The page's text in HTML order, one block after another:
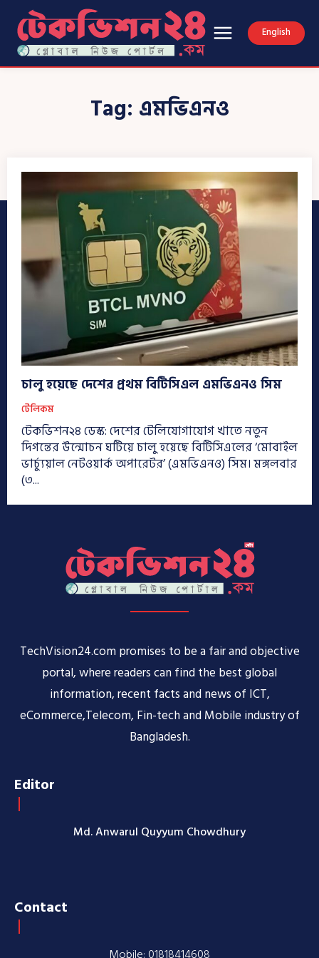
English
Tag: এমভিএনও
চালু হয়েছে দেশের প্রথম বিটিসিএল এমভিএনও সিম
টেলিকম
টেকভিশন২৪ ডেস্ক: দেশের টেলিযোগাযোগ খাতে নতুন
দিগন্তের উন্মোচন ঘটিয়ে চালু হয়েছে বিটিসিএলের ‘মোবাইল
ভার্চ্যুয়াল নেটওয়ার্ক অপারেটর’ (এমভিএনও) সিম। মঙ্গলবার
(৩...
TechVision24.com promises to be a fair and objective
portal, where readers can find the best global
information, recent facts and news of ICT,
eCommerce,Telecom, Fin-tech and Mobile industry of
Bangladesh.
Editor
Md. Anwarul Quyyum Chowdhury
Contact
Mobile: 01818414608